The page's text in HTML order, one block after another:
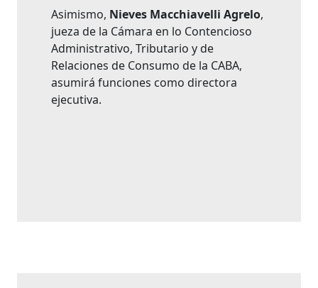
Asimismo, Nieves Macchiavelli Agrelo,
jueza de la Cámara en lo Contencioso
Administrativo, Tributario y de
Relaciones de Consumo de la CABA,
asumirá funciones como directora
ejecutiva.